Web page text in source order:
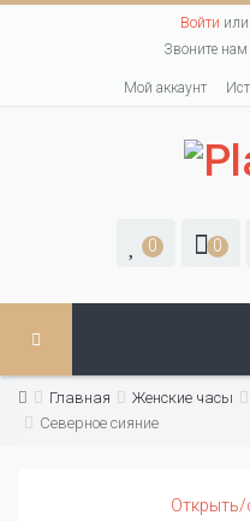
Войти или
Звоните
Мой аккаунт
0 0
Главная Женские часы
Северное сияние
Открыть/